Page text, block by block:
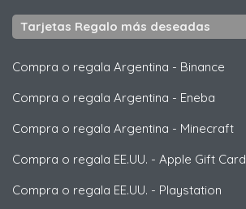
Tarjetas Regalo más deseadas
Compra o regala Argentina - Binance
Compra o regala Argentina - Eneba
Compra o regala Argentina - Minecraft
Compra o regala EE.UU. - Apple Gift Card
Compra o regala EE.UU. - Playstation